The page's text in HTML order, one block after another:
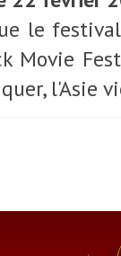
le
Movie
l'Asie